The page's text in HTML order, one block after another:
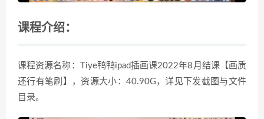
课程介绍：
课程资源名称：Tiye鸭鸭ipad插画课2022年8月结课【画质
还行有笔刷】，资源大小：40.90G，详见下发截图与文件
目录。